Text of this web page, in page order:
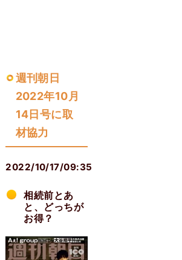
週刊朝日
2022年10月
14日号に取
材協力
2022/10/17/09:35
相続前とあ
と、どっちが
お得？